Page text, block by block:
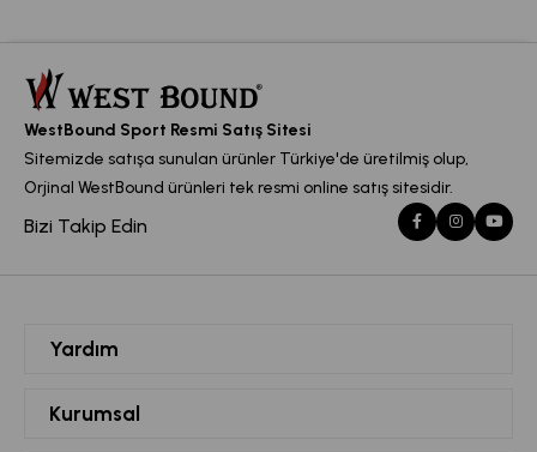
WestBound Sport Resmi Satış Sitesi
Sitemizde satışa sunulan ürünler Türkiye'de üretilmiş olup,
Orjinal WestBound ürünleri tek resmi online satış sitesidir.
Bizi Takip Edin
Yardım
Kurumsal